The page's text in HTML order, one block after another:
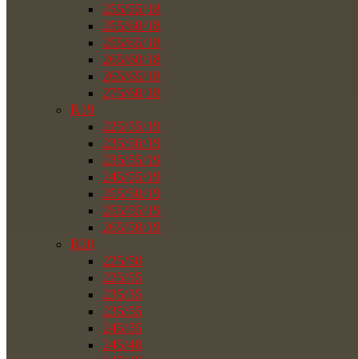
255/55/18
255/60/18
255/65/18
265/60/18
265/65/18
275/60/18
R19
225/55/19
235/50/19
235/55/19
245/55/19
255/50/19
255/55/19
265/50/19
R20
225/50
225/55
235/35
235/55
245/35
245/40